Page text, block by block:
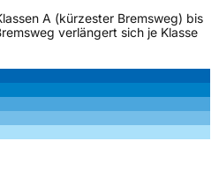
A (kürzester Bremsweg) bis
verlängert sich je Klasse